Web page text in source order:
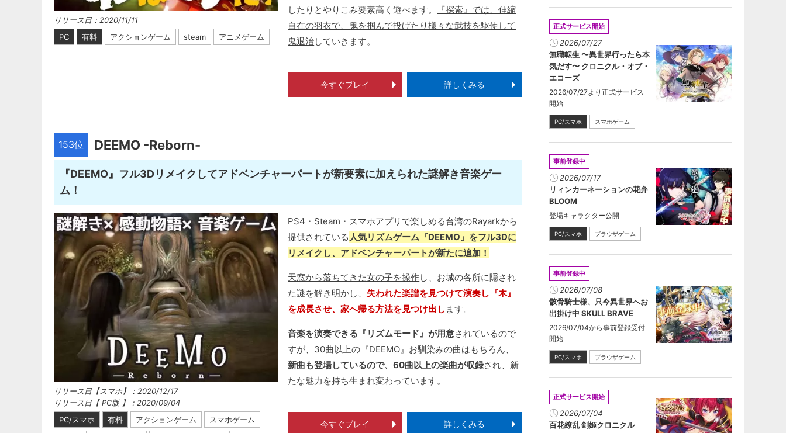
リリース日：2020/11/11
PC
有料 アクションゲーム steam アニメゲーム
したりとやりこみ要素高く遊べます。
『探索』では、伸縮
自在の羽衣で、鬼を掴んで投げたり様々な武技を駆使して
鬼退治していきます。
今すぐプレイ 詳しくみる
153位 DEEMO -Reborn-
『DEEMO』フル3Dリメイクしてアドベンチャーパートが新要素に加えられた謎解き音楽ゲー
ム！
リリース日【スマホ】：2020/12/17
リリース日【 PC版 】：2020/09/04
PC/スマホ
有料 アクションゲーム スマホゲーム
PS4・Steam・スマホアプリで楽しめる台湾のRayarkから
提供されている 人気リズムゲーム『DEEMO』をフル3Dに
リメイクし、アドベンチャーパートが新たに追加！
天窓から落ちてきた女の子を操作し、お城の各所に隠され
た謎を解き明かし、 失われた楽譜を見つけて演奏し『木』
を成長させ、家へ帰る方法を見つけ出し ます。
音楽を演奏できる『リズムモード』が用意されているので
すが、30曲以上の『DEEMO』お馴染みの曲はもちろん、
新曲も登場しているので、60曲以上の楽曲が収録され、新
たな魅力を持ち生まれ変わっています。
今すぐプレイ 詳しくみる
正式サービス開始
2026/07/27
無職転生 〜異世界行ったら本
気だす〜 クロニクル・オブ・
エコーズ
2026/07/27より正式サービス
開始
PC/スマホ スマホゲーム
事前登録中
2026/07/17
リィンカーネーションの花弁
BLOOM
登場キャラクター公開
PC/スマホ ブラウザゲーム
事前登録中
2026/07/08
骸骨騎士様、只今異世界へお
出掛け中 SKULL BRAVE
2026/07/04から事前登録受付
開始
PC/スマホ ブラウザゲーム
正式サービス開始
2026/07/04
百花繚乱 剣姫クロニクル